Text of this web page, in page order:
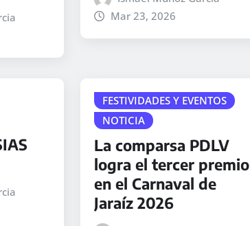
e
r
b
a
/
Mar 23, 2026
FESTIVIDADES Y EVENTOS
NOTICIA
La comparsa PDLV
logra el tercer premio
en el Carnaval de
Jaraíz 2026